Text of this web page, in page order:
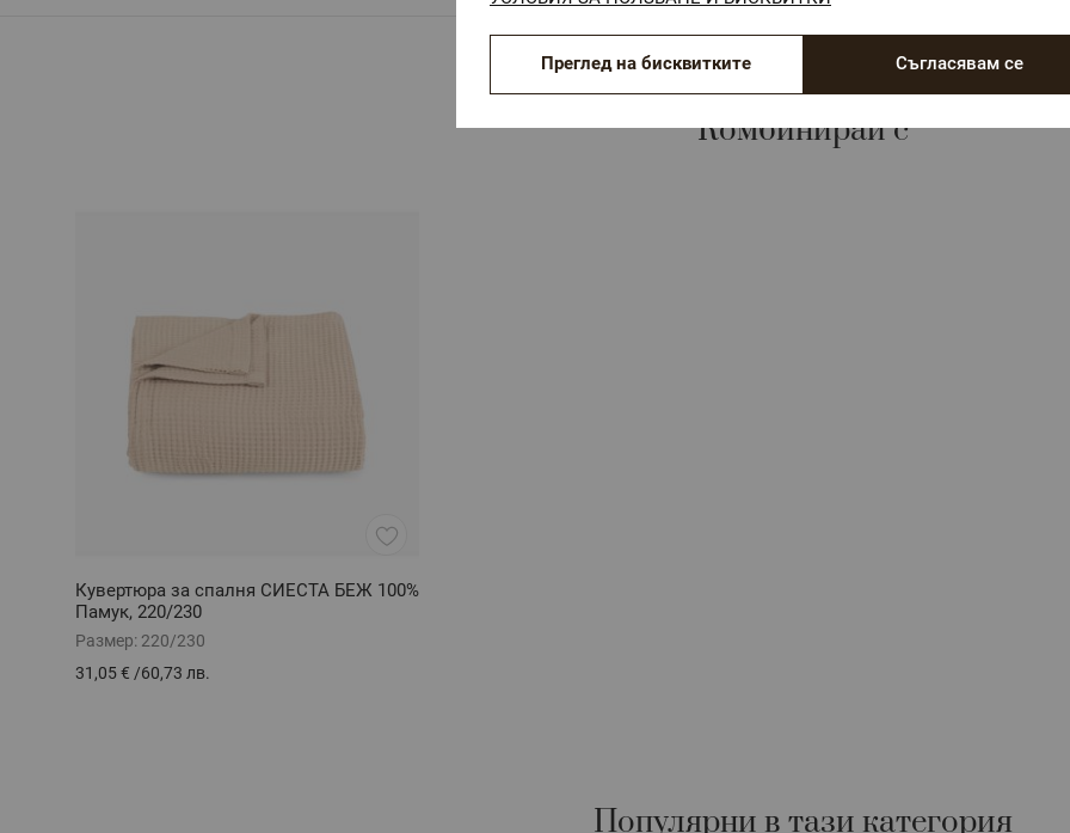
Комбинирай с
Кувертюра за спалня СИЕСТА БЕЖ 100%
Памук, 220/230
Размер: 220/230
31,05 € /60,73 лв.
Популярни в тази категория
Съгласявам се
Преглед на бисквитките